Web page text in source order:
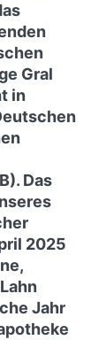
Gral
in
Das
2025
Jahr